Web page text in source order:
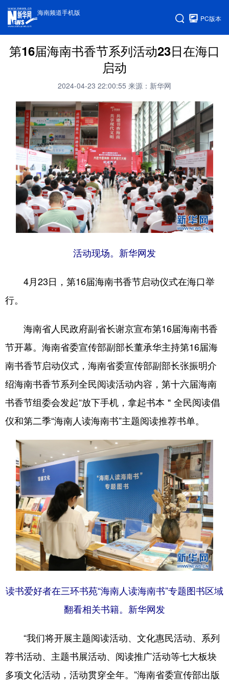
海南频道手机版
PC版本
第16届海南书香节系列活动23日在海口
启动
2024-04-23 22:00:55 来源：新华网
活动现场。新华网发
4月23日，第16届海南书香节启动仪式在海口举
行。
海南省人民政府副省长谢京宣布第16届海南书香
节开幕。海南省委宣传部副部长董承华主持第16届海
南书香节启动仪式，海南省委宣传部副部长张振明介
绍海南书香节系列全民阅读活动内容，第十六届海南
书香节组委会发起“放下手机，拿起书本＂全民阅读倡
仪和第二季“海南人读海南书”主题阅读推荐书单。
读书爱好者在三环书苑“海南人读海南书”专题图书区域
翻看相关书籍。新华网发
“我们将开展主题阅读活动、文化惠民活动、系列
荐书活动、主题书展活动、阅读推广活动等七大板块
多项文化活动，活动贯穿全年。”海南省委宣传部出版